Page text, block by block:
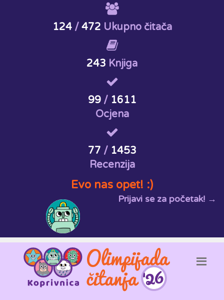
124/ 472 Ukupno čitača
243 Knjiga
99/ 1611
Ocjena
77 / 1453
Recenzija
Evo nas opet! :)
Prijavi se za početak! →